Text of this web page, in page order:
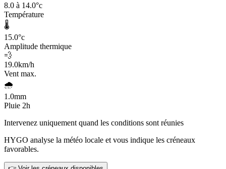
8.0 à 14.0°c
Température
🌡️
15.0°c
Amplitude thermique
💨
19.0km/h
Vent max.
🌧️
1.0mm
Pluie 2h
Intervenez uniquement quand les conditions sont réunies
HYGO analyse la météo locale et vous indique les créneaux
favorables.